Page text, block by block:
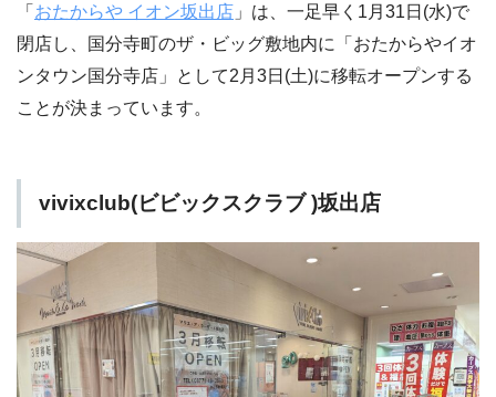
「 おたからや イオン坂出店 」は、一足早く1月31日(水)で
閉店し、国分寺町のザ・ビッグ敷地内に「おたからやイオ
ンタウン国分寺店」として2月3日(土)に移転オープンする
ことが決まっています。
vivixclub(ビビックスクラブ )坂出店